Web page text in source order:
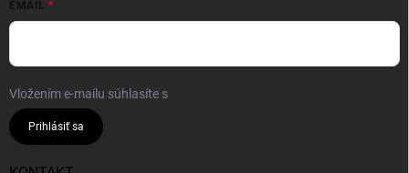
EMAIL
Vložením e-mailu súhlasíte s
Prihlásiť sa